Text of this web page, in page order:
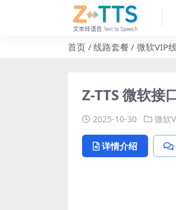
首页 线路套餐 微软VIP
Z-TTS 微软接
2025-10-30 微软
详情介绍